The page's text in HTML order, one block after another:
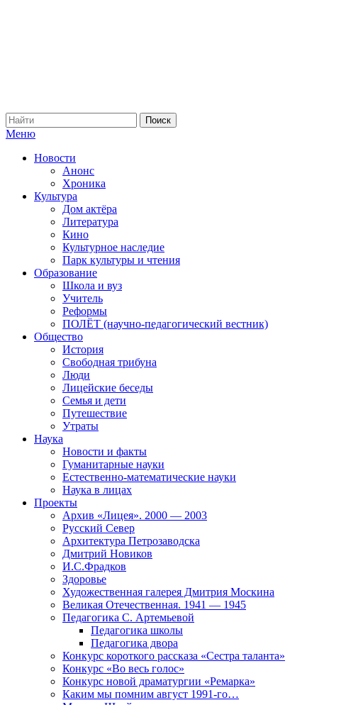
Меню
Новости
Анонс
Хроника
Культура
Дом актёра
Литература
Кино
Культурное наследие
Парк культуры и чтения
Образование
Школа и вуз
Учитель
Реформы
ПОЛЁТ (научно-педагогический вестник)
Общество
История
Свободная трибуна
Люди
Лицейские беседы
Семья и дети
Путешествие
Утраты
Наука
Новости и факты
Гуманитарные науки
Естественно-математические науки
Наука в лицах
Проекты
Архив «Лицея». 2000 — 2003
Русский Север
Архитектура Петрозаводска
Дмитрий Новиков
И.С.Фрадков
Здоровье
Художественная галерея Дмитрия Москина
Великая Отечественная. 1941 — 1945
Педагогика С. Артемьевой
Педагогика школы
Педагогика двора
Конкурс короткого рассказа «Сестра таланта»
Конкурс «Во весь голос»
Конкурс новой драматургии «Ремарка»
Каким мы помним август 1991-го…